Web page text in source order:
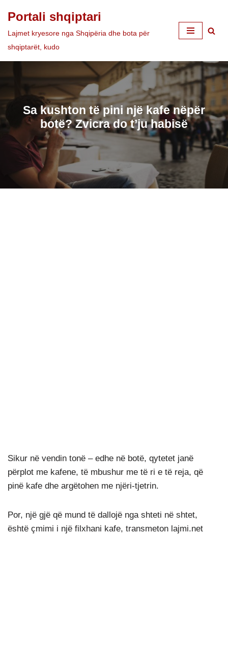
Skip
to
Portali shqiptari
Lajmet kryesore nga Shqipëria dhe bota për
shqiptarët, kudo
Sa kushton të pini një kafe nëpër
botë? Zvicra do t’ju habisë
Sikur në vendin tonë – edhe në botë, qytetet janë
përplot me kafene, të mbushur me të ri e të reja, që
pinë kafe dhe argëtohen me njëri-tjetrin.
Por, një gjë që mund të dallojë nga shteti në shtet,
është çmimi i një filxhani kafe, transmeton lajmi.net